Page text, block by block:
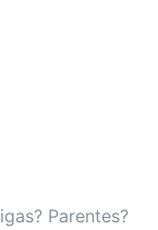
Parentes?